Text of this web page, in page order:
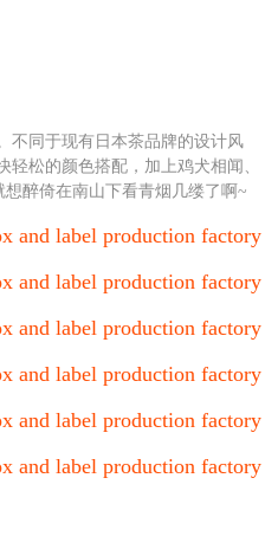
不同于现有日本茶品牌的设计风
轻松的颜色搭配，加上鸡犬相闻、
醉倚在南山下看青烟几缕了啊~